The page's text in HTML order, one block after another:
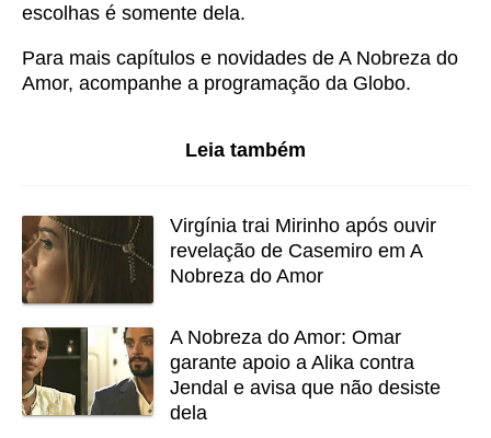
escolhas é somente dela.
Para mais capítulos e novidades de A Nobreza do
Amor, acompanhe a programação da Globo.
Leia também
Virgínia trai Mirinho após ouvir
revelação de Casemiro em A
Nobreza do Amor
A Nobreza do Amor: Omar
garante apoio a Alika contra
Jendal e avisa que não desiste
dela